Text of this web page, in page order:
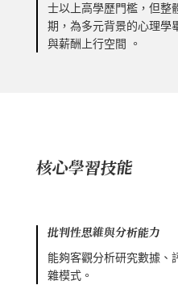
士以上高學歷門檻，但整
期，為多元背景的心理學
與薪酬上行空間 。
核心學習技能
批判性思維與分析能力
能夠客觀分析研究數據、
雜模式。